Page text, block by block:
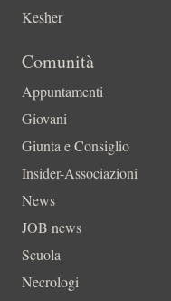
Kesher
Comunità
Appuntamenti
Giovani
Giunta e Consiglio
Insider-Associazioni
News
JOB news
Scuola
Necrologi